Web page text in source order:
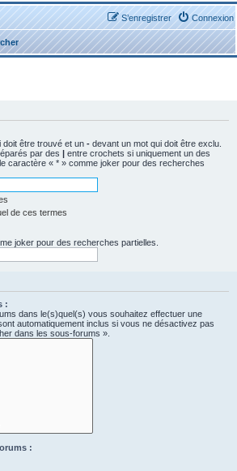
Connexion
S’enregistrer
doit être trouvé et un - devant un mot qui doit être exclu.
par des | entre crochets si uniquement un des
caractère « * » comme joker pour des recherches
de ces termes
joker pour des recherches partielles.
:
dans le(s)quel(s) vous souhaitez effectuer une
automatiquement inclus si vous ne désactivez pas
dans les sous-forums ».
: